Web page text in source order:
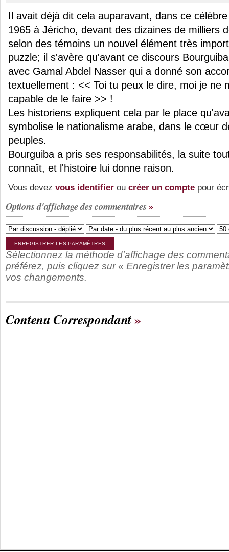
Il avait déjà dit cela auparavant, dans ce
1965 à Jéricho, devant des dizaines de milliers
selon des témoins un nouvel élément très
puzzle; il s'avère qu'avant ce discours
avec Gamal Abdel Nasser qui a donné son
textuellement : << Toi tu peux le dire, moi je ne
capable de le faire >> !
Les historiens expliquent cela par le place
symbolise le nationalisme arabe, dans le cœur
peuples.
Bourguiba a pris ses responsabilités, la suite
connaît, et l'histoire lui donne raison.
Vous devez vous identifier ou créer un compte pour
Options d'affichage des commentaires
Sélectionnez la méthode d'affichage des
préférez, puis cliquez sur « Enregistrer les
vos changements.
Contenu Correspondant